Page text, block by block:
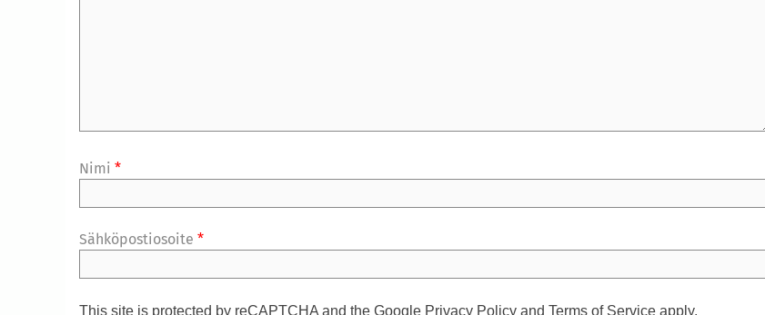
Nimi *
Sähköpostiosoite *
This site is protected by reCAPTCHA and the Google Privacy Policy and Terms of Service apply.